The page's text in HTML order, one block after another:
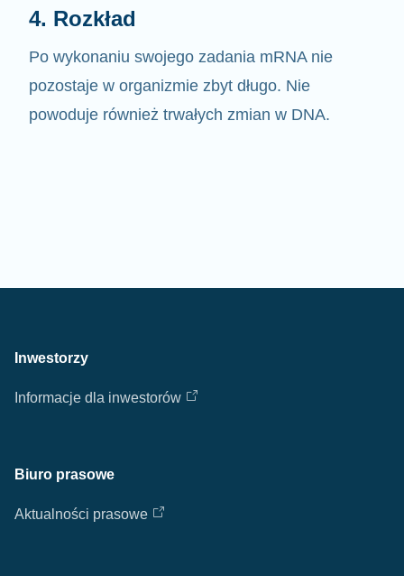
Po wykonaniu swojego zadania mRNA nie
pozostaje w organizmie zbyt długo. Nie
powoduje również trwałych zmian w DNA.
Inwestorzy
Informacje dla inwestorów
Biuro prasowe
Aktualności prasowe